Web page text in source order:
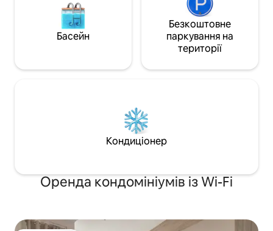
Басейн
Безкоштовне
паркування на
території
Кондиціонер
Оренда кондомініумів із Wi-Fi